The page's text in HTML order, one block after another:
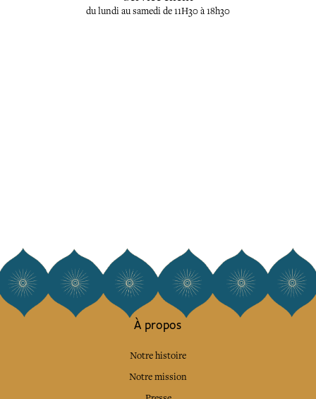
du lundi au samedi de 11H30 à 18h30
À propos
Notre histoire
Notre mission